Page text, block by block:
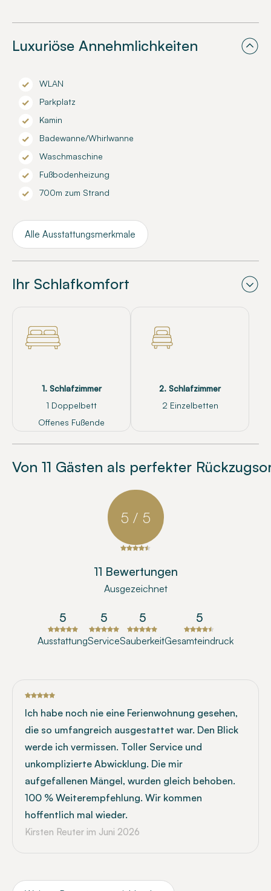
Luxuriöse Annehmlichkeiten
WLAN
Parkplatz
Kamin
Badewanne/Whirlwanne
Waschmaschine
Fußbodenheizung
700m zum Strand
Alle Ausstattungsmerkmale
Ihr Schlafkomfort
1. Schlafzimmer
1 Doppelbett
Offenes Fußende
2. Schlafzimmer
2 Einzelbetten
Von 11 Gästen als perfekter
5 / 5
Ausgezeichnet
11 Bewertungen
Ausstattung
5
Service
5
Sauberkeit
5
Gesamteindruck
5
Ich habe noch nie eine Ferienwohnung gesehen,
die so umfangreich ausgestattet war. Den Blick
werde ich vermissen. Toller Service und
unkomplizierte Abwicklung. Die mir
aufgefallenen Mängel, wurden gleich behoben.
100 % Weiterempfehlung. Wir kommen
hoffentlich mal wieder.
Kirsten Reuter im Juni 2026